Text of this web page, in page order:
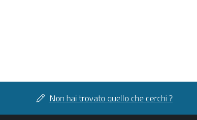
Non hai trovato quello che cerchi ?